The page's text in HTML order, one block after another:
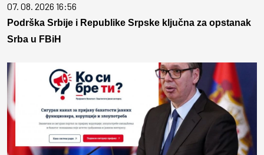
07. 08. 2026 16:56
Podrška Srbije i Republike Srpske ključna za opstanak
Srba u FBiH